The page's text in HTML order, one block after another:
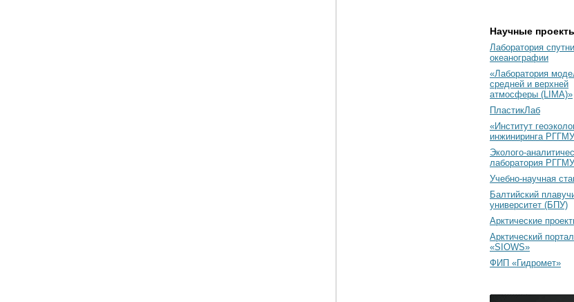
Научные
Лаборатория
океанографии
«Лаборатория
средней и верхней
атмосферы (LIMA)»
ПластикЛаб
«Институт
инжиниринга
Эколого-
лаборатория РГГМУ
Учебно-научная
Балтийский
университет (БПУ)
Арктические
Арктический портал
«SIOWS»
ФИП «Гидромет»